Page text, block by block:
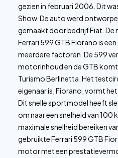
gezien in februari 2006. Dit
Show. De auto werd
gemaakt door bedrijf Fiat. De
Ferrari 599 GTB Fiorano is
meerdere factoren. De 599
motorinhoud en de GTB
Turismo Berlinetta. Het
eigenaar is, Fiorano, vormt het
Dit snelle sportmodel heeft
om naar een snelheid van 100
maximale snelheid bereiken
gebruikte Ferrari 599 GTB
motor met een